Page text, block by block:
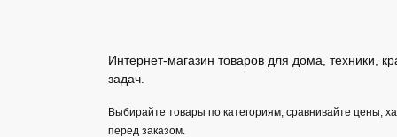
Интернет-магазин товаров для дома, техники,
задач.
Выбирайте товары по категориям, сравнивайте цены,
перед заказом.